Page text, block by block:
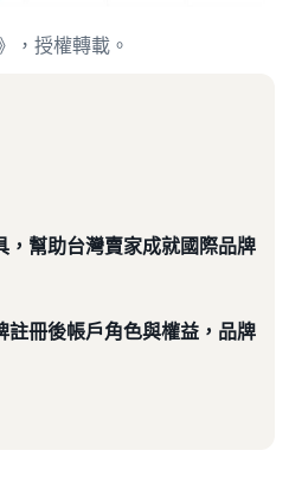
，授權轉載。
，幫助台灣賣家成就國際品牌
註冊後帳戶角色與權益，品牌